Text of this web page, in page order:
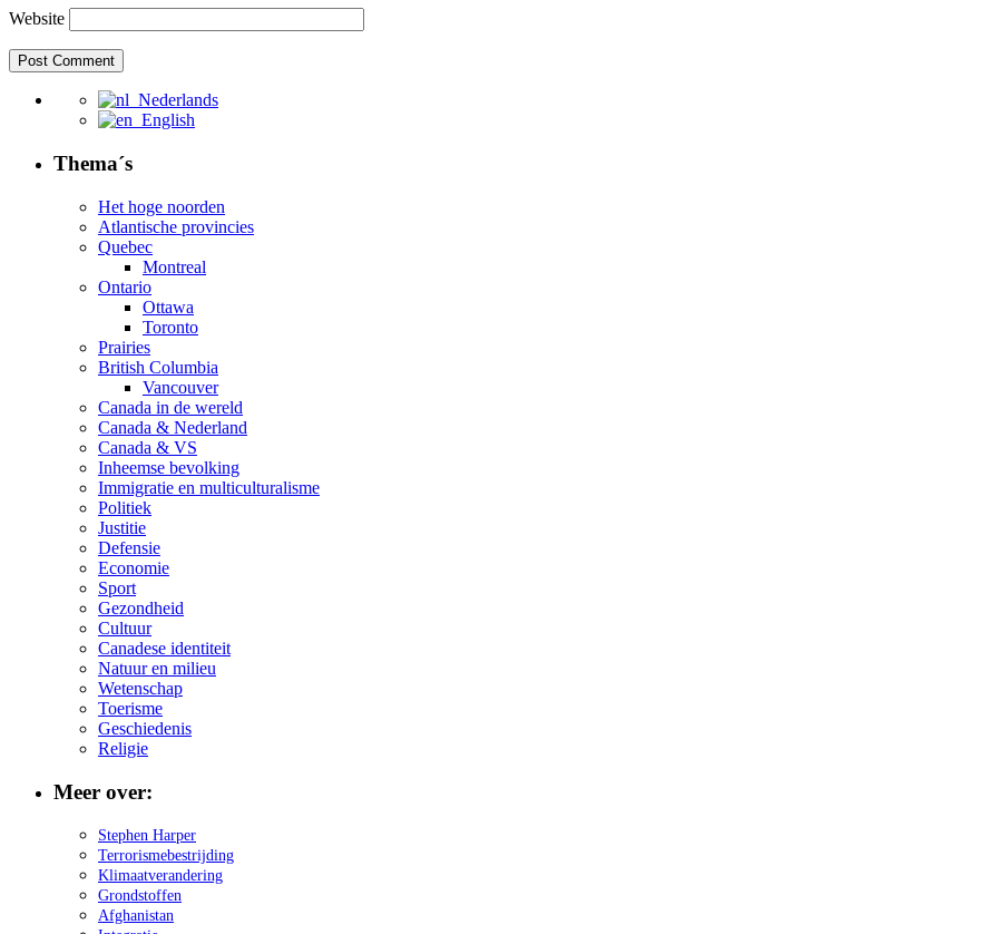
Website
Nederlands
English
Thema´s
Het hoge noorden
Atlantische provincies
Quebec
Montreal
Ontario
Ottawa
Toronto
Prairies
British Columbia
Vancouver
Canada in de wereld
Canada & Nederland
Canada & VS
Inheemse bevolking
Immigratie en multiculturalisme
Politiek
Justitie
Defensie
Economie
Sport
Gezondheid
Cultuur
Canadese identiteit
Natuur en milieu
Wetenschap
Toerisme
Geschiedenis
Religie
Meer over:
Stephen Harper
Terrorismebestrijding
Klimaatverandering
Grondstoffen
Afghanistan